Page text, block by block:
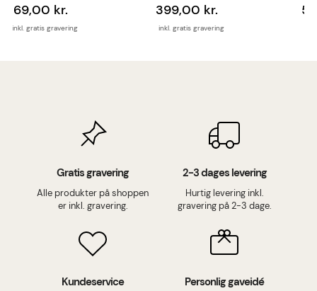
inkl. gratis gravering
169,00 kr.
inkl. gratis gravering
399,00 kr.
Gratis gravering
Alle produkter på shoppen
er inkl. gravering.
2-3 dages levering
Hurtig levering inkl.
gravering på 2-3 dage.
Kundeservice Personlig gaveidé